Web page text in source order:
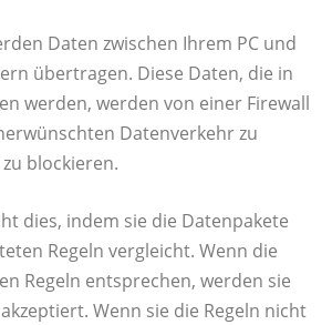
Daten zwischen Ihrem PC und
übertragen. Diese Daten, die in
werden, werden von einer Firewall
Datenverkehr zu
blockieren.
dies, indem sie die Datenpakete
Regeln vergleicht. Wenn die
Regeln entsprechen, werden sie
Wenn sie die Regeln nicht